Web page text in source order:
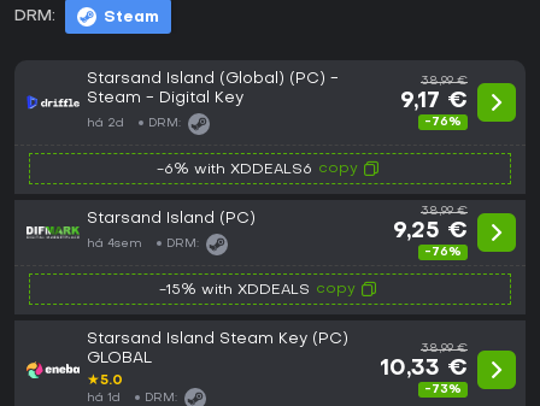
DRM: Steam
Starsand Island (Global) (PC) -
Steam - Digital Key
há 2d DRM:
38,99 €
9,17 €
-76%
-6% with XDDEALS6 copy
Starsand Island (PC)
há 4sem DRM:
38,99 €
9,25 €
-76%
-15% with XDDEALS copy
Starsand Island Steam Key (PC)
GLOBAL
★5.0
há 1d DRM:
38,99 €
10,33 €
-73%